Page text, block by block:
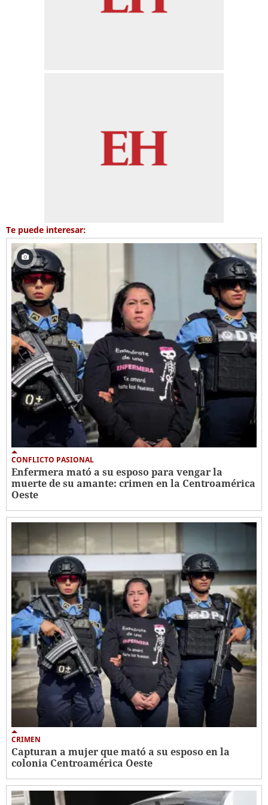
Te puede interesar:
CONFLICTO PASIONAL
Enfermera mató a su esposo para vengar la
muerte de su amante: crimen en la Centroamérica
Oeste
CRIMEN
Capturan a mujer que mató a su esposo en la
colonia Centroamérica Oeste